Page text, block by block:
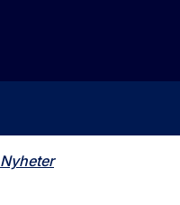
Nyheter